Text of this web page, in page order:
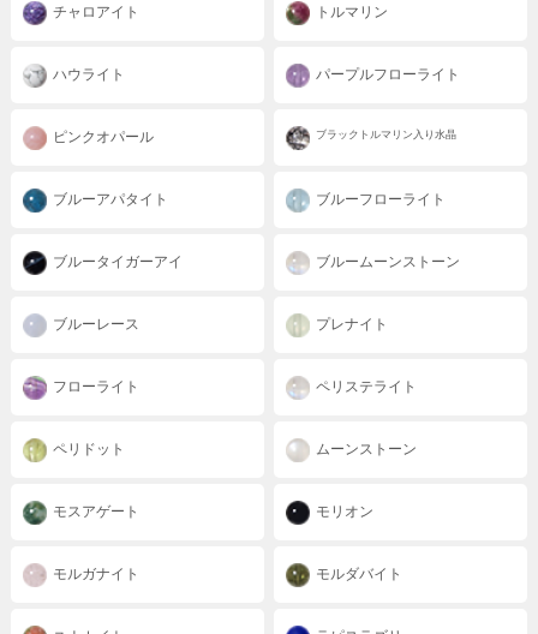
チャロアイト トルマリン
ハウライト パープルフローライト
ピンクオパール ブラックトルマリン入り水晶
ブルーアパタイト ブルーフローライト
ブルータイガーアイ ブルームーンストーン
ブルーレース プレナイト
フローライト ペリステライト
ペリドット ムーンストーン
モスアゲート モリオン
モルガナイト モルダバイト